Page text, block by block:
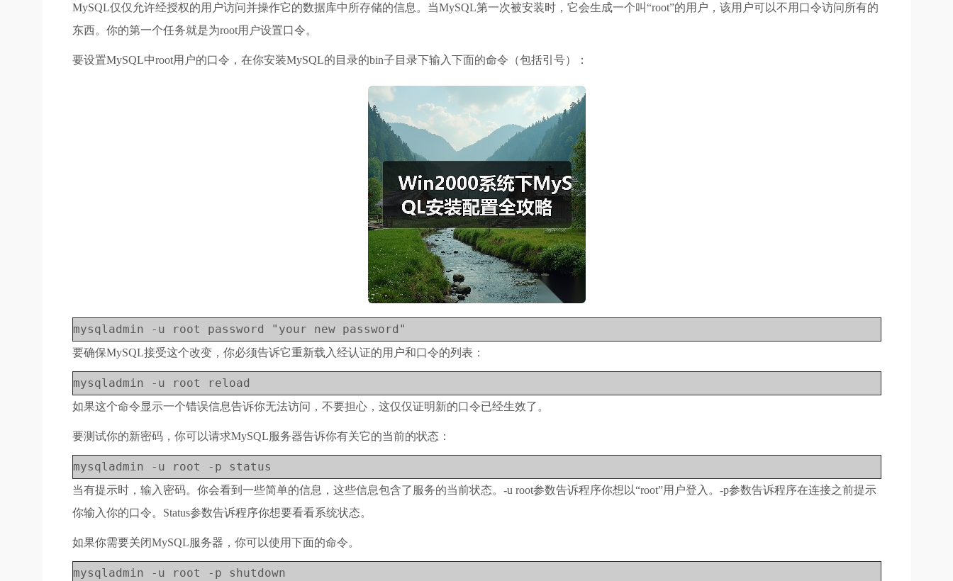
MySQL仅仅允许经授权的用户访问并操作它的数据库中所存储的信息。当MySQL第一次被安装时，它会生成一个叫“root”的用户，该用户可以不用口令访问所有的
东西。你的第一个任务就是为root用户设置口令。
要设置MySQL中root用户的口令，在你安装MySQL的目录的bin子目录下输入下面的命令（包括引号）：
mysqladmin -u root password "your new password"
要确保MySQL接受这个改变，你必须告诉它重新载入经认证的用户和口令的列表：
mysqladmin -u root reload
如果这个命令显示一个错误信息告诉你无法访问，不要担心，这仅仅证明新的口令已经生效了。
要测试你的新密码，你可以请求MySQL服务器告诉你有关它的当前的状态：
mysqladmin -u root -p status
当有提示时，输入密码。你会看到一些简单的信息，这些信息包含了服务的当前状态。-u root参数告诉程序你想以“root”用户登入。-p参数告诉程序在连接之前提示
你输入你的口令。Status参数告诉程序你想要看看系统状态。
如果你需要关闭MySQL服务器，你可以使用下面的命令。
mysqladmin -u root -p shutdown